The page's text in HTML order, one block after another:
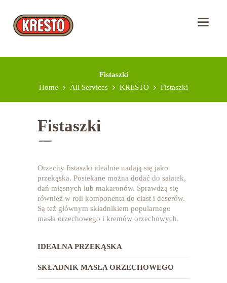
Fistaszki
Home
All Services KRESTO Fistaszki
STRONA GŁÓWNA
HISTORIA KRESTO
KRESTO MIX
KRESTO SELECT
Fistaszki
Orzechy fistaszki idealnie nadają się jako
przekąska. Posiekane można dodać do sałatek,
dań mięsnych lub makaronów. Sprawdzą się
również w roli komponenta do ciast i deserów.
Są też głównym składnikiem popularnego
masła orzechowego i kremów orzechowych.
IDEALNA PRZEKĄSKA
SKŁADNIK MASŁA ORZECHOWEGO